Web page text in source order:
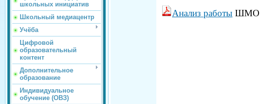
школьных инициатив
Школьный медиацентр
Учёба
Цифровой
образовательный
контент
Дополнительное
образование
Индивидуальное
обучение (ОВЗ)
Анализ работы ШМО